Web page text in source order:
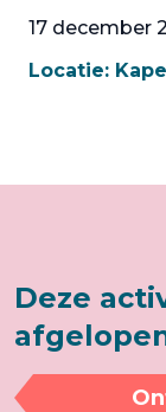
17 december
Locatie:
Deze